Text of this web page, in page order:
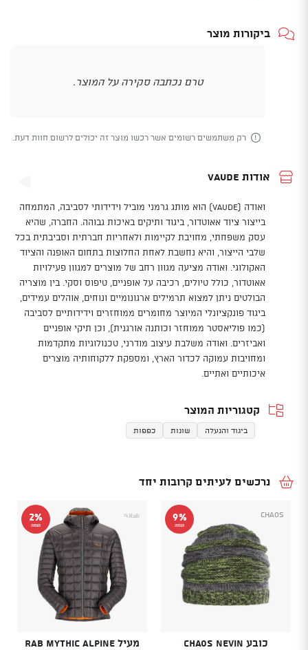
ביקורות מוצר
טרם נכתבה סקירה על המוצר.
רק משתמשים רשומים אשר רכשו מוצר זה יכולים לרשום חוות דעת.
אודות Vaude
ואודה (VAUDE) הוא מותג גרמני מוביל וידידותי לסביבה, המתמחה
בייצור ציוד אאוטדור, ביגוד ותיקים באיכות גבוהה. החברה, שהיא
עסק משפחתי, מחויבת לקיימות ולאחריות חברתית וסביבתית בכל
שלבי הייצור, והיא נחשבת לאחת החלוצות בתחום האופנה והציוד
האקולוגי. ואודה מציעה מגוון רחב של מוצרים למגוון פעילויות
אאוטדור, כולל טיולים, רכיבה על אופניים, טיפוס וסקי. בין מוצריה
הבולטים ניתן למצוא תרמילים ארגונומיים ונוחים, אוהלים עמידים,
ביגוד פונקציונלי המיוצר מחומרים ממוחזרים וידידותיים לסביבה
(כמו פוליאסטר ממוחזר וכותנה אורגנית), וכן תיקי אופניים
ואביזרים. ואודה משלבת עיצוב מודרני, טכנולוגיות מתקדמות
ומחויבות עמוקה לכדור הארץ, ומספקת ללקוחותיה מוצרים
איכותיים ואתיים.
קטגוריות המוצר
ביגוד והנעלה שונות כפפות
נרכשים לעיתים קרובות יחד
9%
הנחה
CHAOS
כובע CHAOS NEVIN
2%
הנחה
מעיל RAB MYTHIC ALPINE